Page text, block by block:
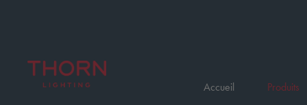
Accueil Produits